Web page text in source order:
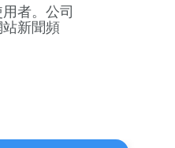
者。公司
新聞頻